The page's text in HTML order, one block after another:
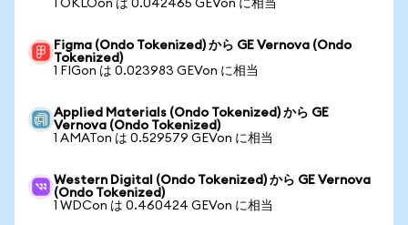
1 OKLOon は 0.042465 GEVon に相当
Figma (Ondo Tokenized) から GE Vernova (Ondo
Tokenized)
1 FIGon は 0.023983 GEVon に相当
Applied Materials (Ondo Tokenized) から GE
Vernova (Ondo Tokenized)
1 AMATon は 0.529579 GEVon に相当
Western Digital (Ondo Tokenized) から GE Vernova
(Ondo Tokenized)
1 WDCon は 0.460424 GEVon に相当